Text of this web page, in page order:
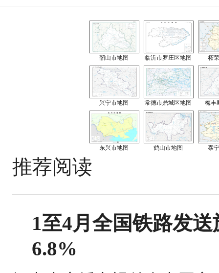
韶山市地图 临沂市罗庄区地图 柘
兴宁市地图 常德市鼎城区地图 梅丰
东兴市地图 鹤山市地图 泰
推荐阅读
1至4月全国铁路发
6.8%